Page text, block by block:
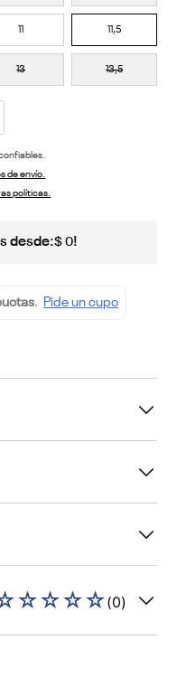
11 11,5
13 13,5
de envío.
políticas.
desde:$ 0!
☆☆☆☆(0)